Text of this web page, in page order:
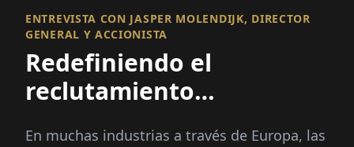
ENTREVISTA CON JASPER MOLENDIJK, DIRECTOR
GENERAL Y ACCIONISTA
Redefiniendo el
reclutamiento
En muchas industrias a través de Europa, las